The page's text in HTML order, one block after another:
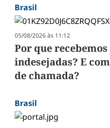
Brasil
05/08/2026 às 11:12
Por que
indesejadas? E
de chamada?
Brasil